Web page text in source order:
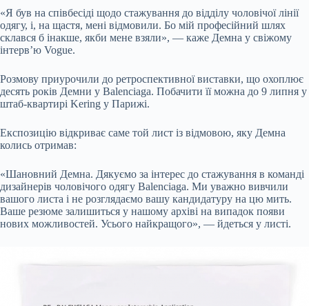
«Я був на співбесіді щодо стажування до відділу чоловічої лінії
одягу, і, на щастя, мені відмовили. Бо мій професійний шлях
склався б інакше, якби мене взяли», — каже Демна у свіжому
інтерв’ю Vogue.
Розмову приурочили до ретроспективної виставки, що охоплює
десять років Демни у Balenciaga. Побачити її можна до 9 липня у
штаб-квартирі Kering у Парижі.
Експозицію відкриває саме той лист із відмовою, яку Демна
колись отримав:
«Шановний Демна. Дякуємо за інтерес до стажування в команді
дизайнерів чоловічого одягу Balenciaga. Ми уважно вивчили
вашого листа і не розглядаємо вашу кандидатуру на цю мить.
Ваше резюме залишиться у нашому архіві на випадок появи
нових можливостей. Усього найкращого», — йдеться у листі.